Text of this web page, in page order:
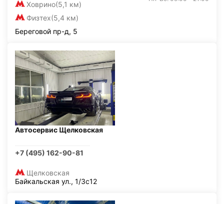
Ховрино(5,1 км)
Физтех(5,4 км)
Береговой пр-д, 5
Автосервис Щелковская
+7 (495) 162-90-81
Щелковская
Байкальская ул., 1/3с12